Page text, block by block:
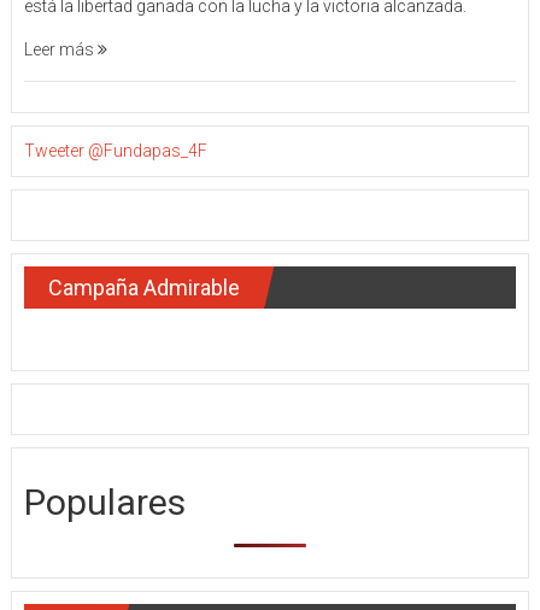
está la libertad ganada con la lucha y la victoria alcanzada.
Leer más
Tweeter @Fundapas_4F
Campaña Admirable
Populares